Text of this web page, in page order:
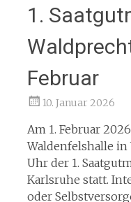
1.
Februar
10. Januar 2026
Am 1. Februar
Waldenfelshalle in
Uhr der 1.
Karlsruhe statt.
oder